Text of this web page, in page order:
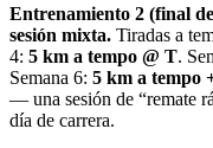
Entrenamiento 2 (final
sesión mixta. Tiradas a
4: 5 km a tempo @ T.
Semana 6: 5 km a tempo
— una sesión de “remate
día de carrera.